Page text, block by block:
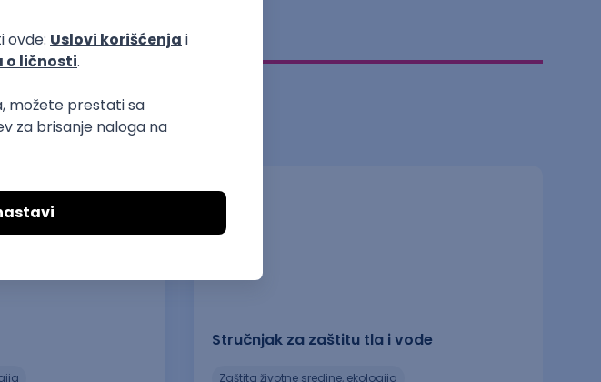
Stručnjak za zaštitu tla i vode
zaštita životne sredine, ekologija